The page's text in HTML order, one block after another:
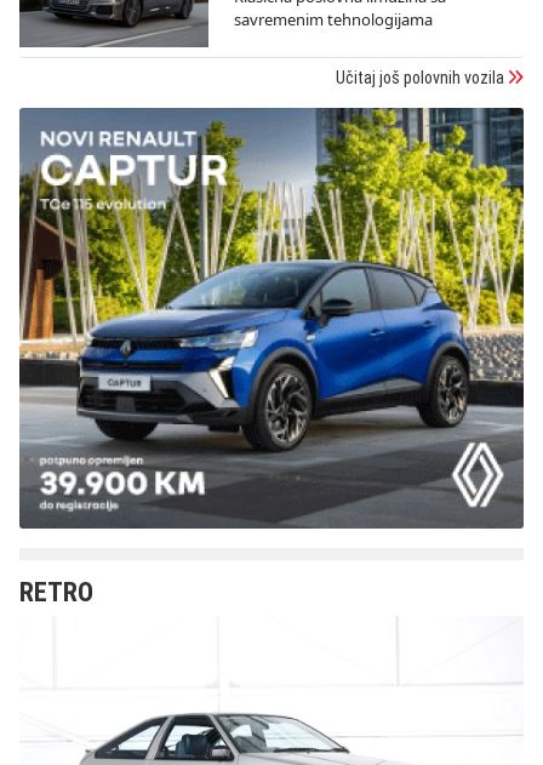
savremenim tehnologijama
Učitaj još polovnih vozila
RETRO